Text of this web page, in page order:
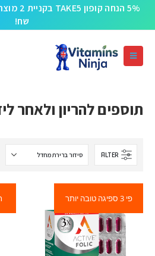
שח!
תוספים להריון ולאחר
FILTER
פי 3 ספיגה טובה יותר